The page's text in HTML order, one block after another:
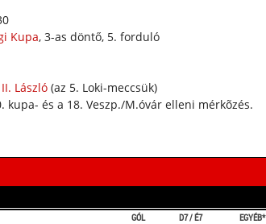
Kupa, 3-as döntő, 5. forduló
László (az 5. Loki-meccsük)
kupa- és a 18. Veszp./M.óvár elleni mérkõzés.
GÓL D7 / É7 EGYÉB*